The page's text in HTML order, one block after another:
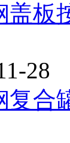
盖板
28
复合